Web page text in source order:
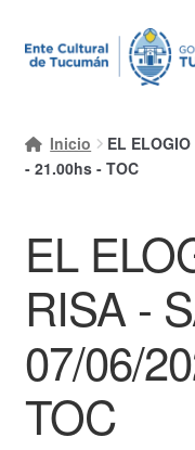
Ir
a
Ir
al
Mi cuenta
Finalizar compra
Ayuda Rapida
Inicio
EL
- 21.00hs - TOC
EL
RISA -
07/06/
TOC